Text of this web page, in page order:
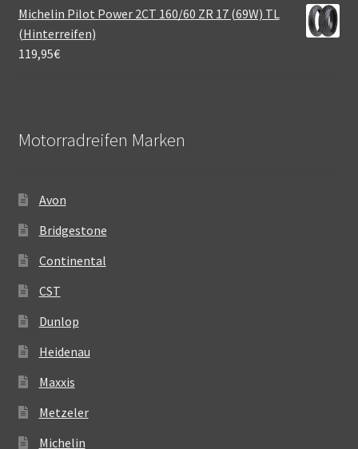
Michelin Pilot Power 2CT 160/60 ZR 17 (69W) TL
(Hinterreifen)
119,95€
Motorradreifen Marken
Avon
Bridgestone
Continental
CST
Dunlop
Heidenau
Maxxis
Metzeler
Michelin